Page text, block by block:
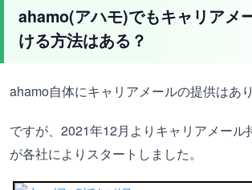
ahamo(アハモ)でもキャリアメ
ける方法はある？
ahamo自体にキャリアメールの提供はあり
ですが、2021年12月よりキャリアメール
が各社によりスタートしました。